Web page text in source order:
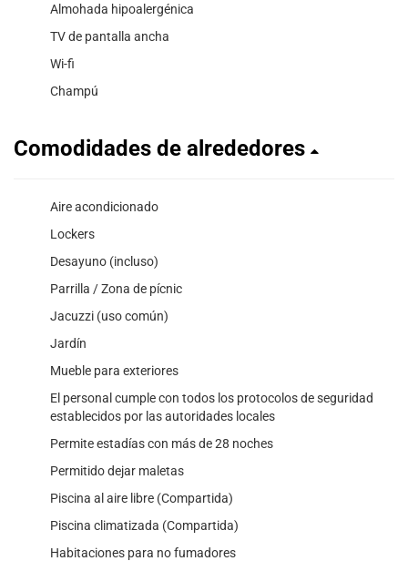
Almohada hipoalergénica
TV de pantalla ancha
Wi-fi
Champú
Comodidades de alrededores
Aire acondicionado
Lockers
Desayuno (incluso)
Parrilla / Zona de pícnic
Jacuzzi (uso común)
Jardín
Mueble para exteriores
El personal cumple con todos los protocolos de seguridad
establecidos por las autoridades locales
Permite estadías con más de 28 noches
Permitido dejar maletas
Piscina al aire libre (Compartida)
Piscina climatizada (Compartida)
Habitaciones para no fumadores